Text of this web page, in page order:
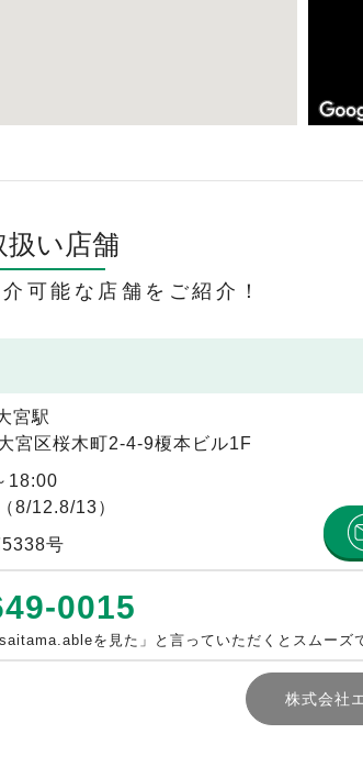
扱い店舗
可能な店舗をご紹介！
宮駅
宮区桜木町2-4-9榎本ビル1F
18:00
8/12.8/13）
号
0015
を見た」と言っていただくとスムーズ
株式会社